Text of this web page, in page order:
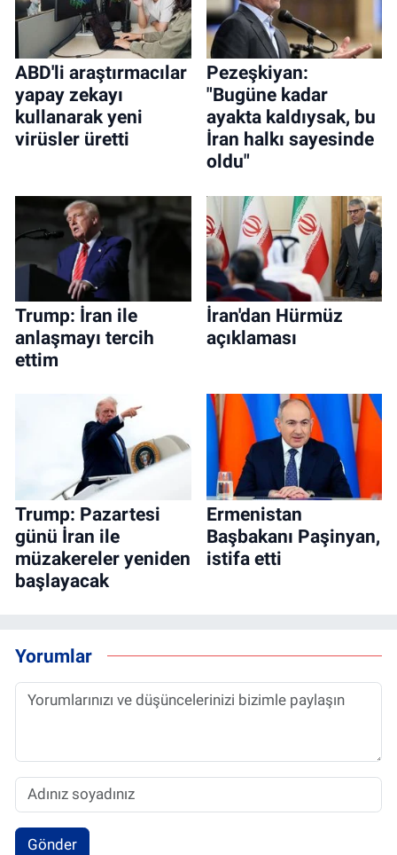
ABD'li araştırmacılar
yapay zekayı
kullanarak yeni
virüsler üretti
Pezeşkiyan:
"Bugüne kadar
ayakta kaldıysak, bu
İran halkı sayesinde
oldu"
Trump: İran ile
anlaşmayı tercih
ettim
İran'dan Hürmüz
açıklaması
Trump: Pazartesi
günü İran ile
müzakereler yeniden
başlayacak
Ermenistan
Başbakanı Paşinyan,
istifa etti
Yorumlar
Gönder